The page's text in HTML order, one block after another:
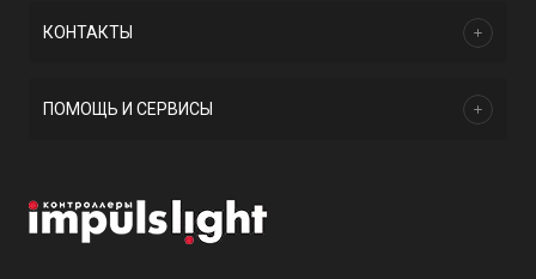
КОНТАКТЫ
ПОМОЩЬ И СЕРВИСЫ